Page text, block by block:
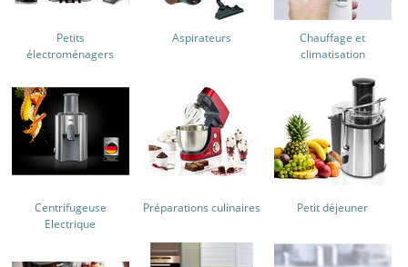
Petits
électroménagers
Aspirateurs
Chauffage et
climatisation
Centrifugeuse
Electrique
Préparations culinaires Petit déjeuner